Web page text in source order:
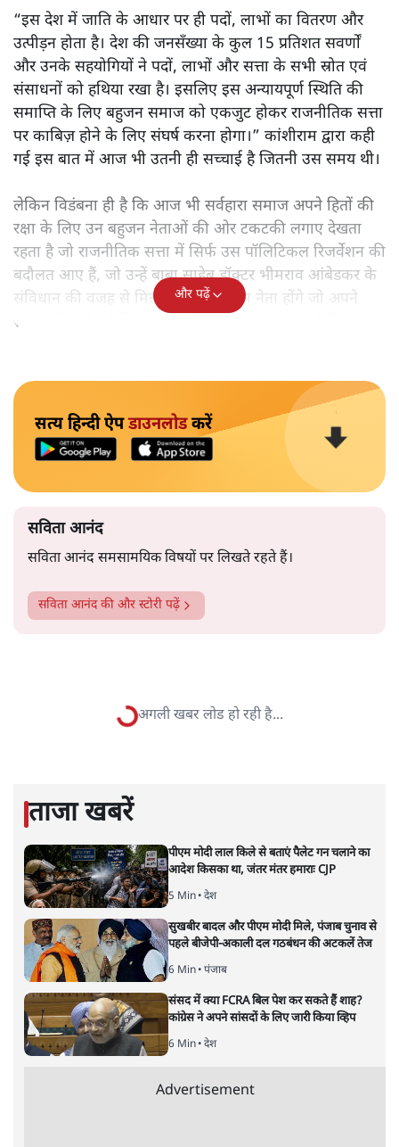
“इस देश में जाति के आधार पर ही पदों, लाभों का वितरण और
उत्पीड़न होता है। देश की जनसँख्या के कुल 15 प्रतिशत सवर्णों
और उनके सहयोगियों ने पदों, लाभों और सत्ता के सभी स्रोत एवं
संसाधनों को हथिया रखा है। इसलिए इस अन्यायपूर्ण स्थिति की
समाप्ति के लिए बहुजन समाज को एकजुट होकर राजनीतिक सत्ता
पर काबिज़ होने के लिए संघर्ष करना होगा।” कांशीराम द्वारा कही
गई इस बात में आज भी उतनी ही सच्चाई है जितनी उस समय थी।
लेकिन विडंबना ही है कि आज भी सर्वहारा समाज अपने हितों की
रक्षा के लिए उन बहुजन नेताओं की ओर टकटकी लगाए देखता
रहता है जो राजनीतिक सत्ता में सिर्फ उस पॉलिटिकल रिजर्वेशन की
बदौलत आए हैं, जो उन्हें बाबा साहेब डॉक्टर भीमराव आंबेडकर के
संविधान की वजह से मिला। ऐसे बहुत कम नेता होंगे जो अपने
समाज के मुद्दों को विधानसभाओं में और संसद में उठाते हैं।
और पढ़ें
सत्य हिन्दी ऐपडाउनलोडकरें
सविता आनंद
सविता आनंद समसामयिक विषयों पर लिखते रहते हैं।
सविता आनंदकी और स्टोरी पढ़ें
अगली खबर लोड हो रही है...
ताजा खबरें
पीएम मोदी लाल किले से बताएं पैलेट गन चलाने का
आदेश किसका था, जंतर मंतर हमाराः CJP
5 Min• देश
सुखबीर बादल और पीएम मोदी मिले, पंजाब चुनाव से
पहले बीजेपी-अकाली दल गठबंधन की अटकलें तेज
6 Min• पंजाब
संसद में क्या FCRA बिल पेश कर सकते हैं शाह?
कांग्रेस ने अपने सांसदों के लिए जारी किया व्हिप
6 Min• देश
Advertisement